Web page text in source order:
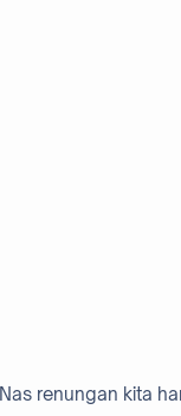
Nas renungan kita